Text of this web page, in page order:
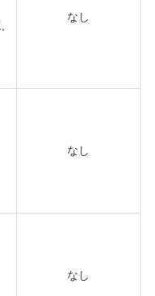
なし
なし
なし